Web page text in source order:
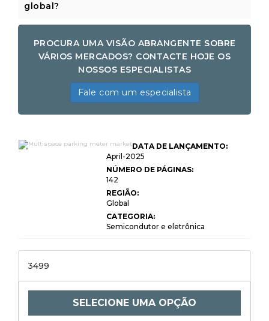
global?
PROCURA UMA VISÃO ABRANGENTE SOBRE
VÁRIOS MERCADOS? CONTACTE HOJE OS
NOSSOS ESPECIALISTAS
Fale com um especialista
Tamanho do mercado de
medidores de
crescimento e análise da
indústria, por tipo de
produto (medidores de
inteligentes, medidores
movidos a energia solar,
estacionamento
aplicação
estacionamento fora da
rua, estacionamento para
eventos), usuário final
(municípios, operadores
privados, aeroportos,
DATA DE LANÇAMENTO:
April-2025
NÚMERO DE PÁGINAS:
142
REGIÃO:
Global
CATEGORIA:
Semicondutor e eletrônica
3499
SELECIONE UMA OPÇÃO